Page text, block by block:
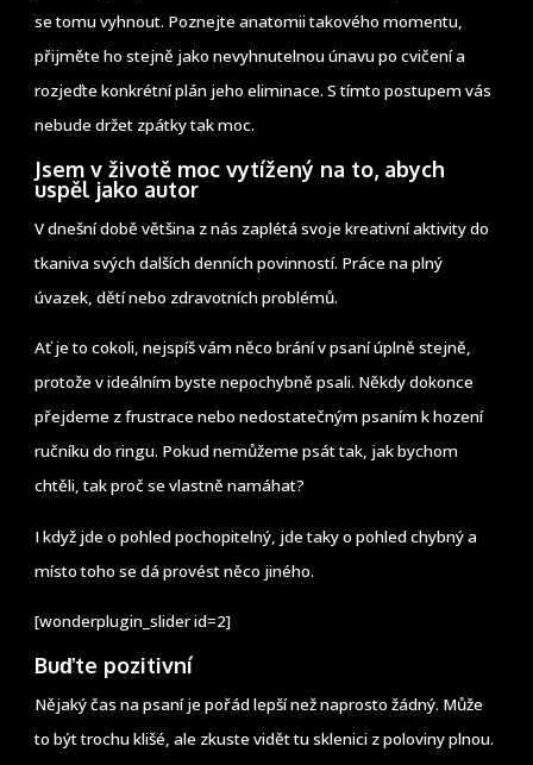
se tomu vyhnout. Poznejte anatomii takového momentu,
přijměte ho stejně jako nevyhnutelnou únavu po cvičení a
rozjeďte konkrétní plán jeho eliminace. S tímto postupem vás
nebude držet zpátky tak moc.
Jsem v životě moc vytížený na to, abych
uspěl jako autor
V dnešní době většina z nás zaplétá svoje kreativní aktivity do
tkaniva svých dalších denních povinností. Práce na plný
úvazek, dětí nebo zdravotních problémů.
Ať je to cokoli, nejspíš vám něco brání v psaní úplně stejně,
protože v ideálním byste nepochybně psali. Někdy dokonce
přejdeme z frustrace nebo nedostatečným psaním k hození
ručníku do ringu. Pokud nemůžeme psát tak, jak bychom
chtěli, tak proč se vlastně namáhat?
I když jde o pohled pochopitelný, jde taky o pohled chybný a
místo toho se dá provést něco jiného.
[wonderplugin_slider id=2]
Buďte pozitivní
Nějaký čas na psaní je pořád lepší než naprosto žádný. Může
to být trochu klišé, ale zkuste vidět tu sklenici z poloviny plnou.